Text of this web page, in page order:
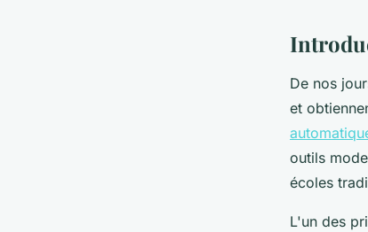
De nos
et
outils
écoles
L'un des